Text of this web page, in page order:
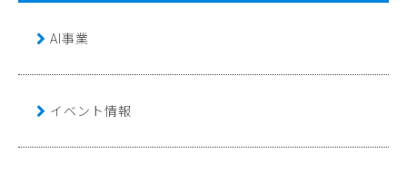
AI事業
イベント情報